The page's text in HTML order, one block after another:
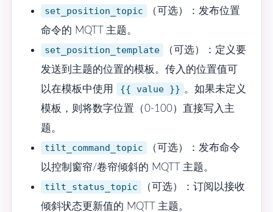
set_position_topic
（可选）：发布位置
命令的 MQTT 主题。
set_position_template
（可选）：定义要
发送到主题的位置的模板。传入的位置值可
以在模板中使用
{{ value }} 。如果未定义
模板，则将数字位置（0-100）直接写入主
题。
tilt_command_topic
（可选）：发布命令
以控制窗帘/卷帘倾斜的 MQTT 主题。
tilt_status_topic
（可选）：订阅以接收
倾斜状态更新值的 MQTT 主题。